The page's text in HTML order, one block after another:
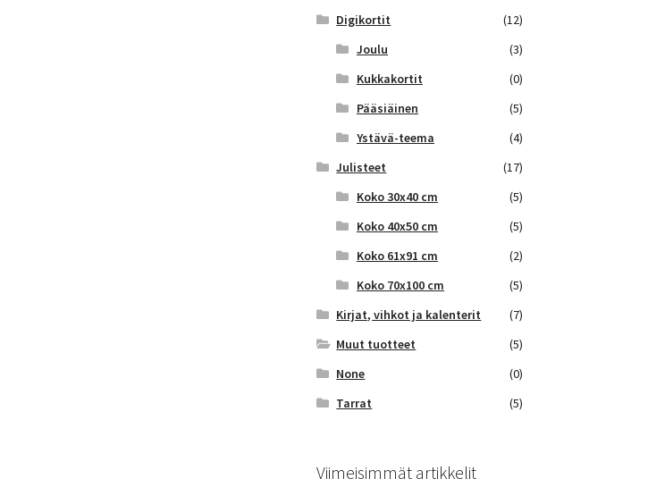
Digikortit
(12)
Joulu
(3)
Kukkakortit
(0)
Pääsiäinen
(5)
Ystävä-teema
(4)
Julisteet
(17)
Koko 30x40 cm
(5)
Koko 40x50 cm
(5)
Koko 61x91 cm
(2)
Koko 70x100 cm
(5)
Kirjat, vihkot ja kalenterit
(7)
Muut tuotteet
(5)
None
(0)
Tarrat
(5)
Viimeisimmät artikkelit